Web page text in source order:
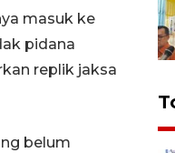
masuk ke
pidana
replik jaksa
belum